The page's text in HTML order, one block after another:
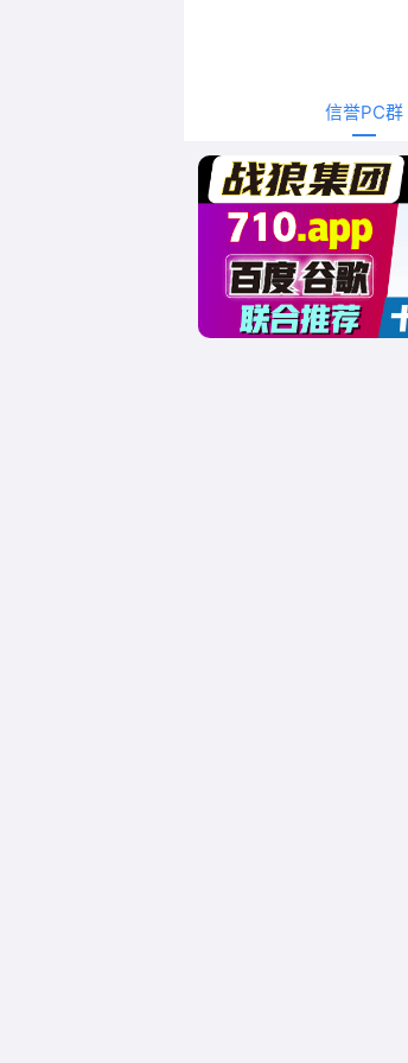
信誉PC群